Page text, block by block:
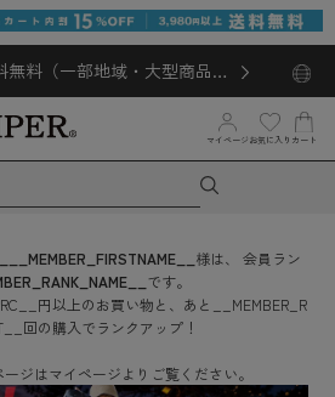
無料（一部地域・大型商品対
マイページ お気に入り カート
__MEMBER_FIRSTNAME__ 様は、
会員ラン
です。
円以上のお買い物と、あと
__MEMBER_R
回の購入でランクアップ！
ジはマイページよりご覧ください。